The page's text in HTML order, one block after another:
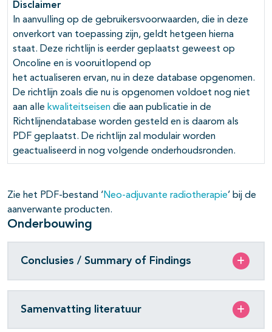
open- en dichtklappen
open- en dichtklappen
open- en dichtklappen
Disclaimer
In aanvulling op de gebruikersvoorwaarden, die in deze
onverkort van toepassing zijn, geldt hetgeen hierna
staat. Deze richtlijn is eerder geplaatst geweest op
Oncoline en is vooruitlopend op
het actualiseren ervan, nu in deze database opgenomen.
De richtlijn zoals die nu is opgenomen voldoet nog niet
aan alle kwaliteitseisen die aan publicatie in de
Richtlijnendatabase worden gesteld en is daarom als
PDF geplaatst. De richtlijn zal modulair worden
geactualiseerd in nog volgende onderhoudsronden.
Zie het PDF-bestand ‘ Neo-adjuvante radiotherapie’ bij de
aanverwante producten.
Onderbouwing
Conclusies / Summary of Findings
Samenvatting literatuur